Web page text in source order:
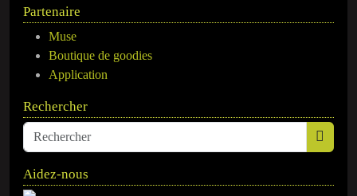
Partenaire
Muse
Boutique de goodies
Application
Rechercher
Aidez-nous